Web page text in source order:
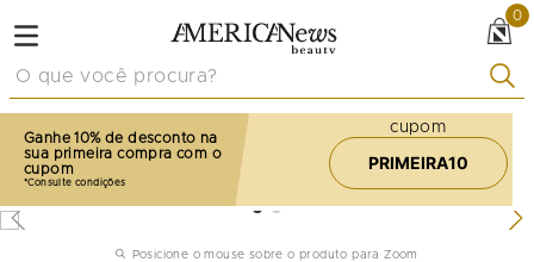
0
Ganhe 10% de desconto na
sua primeira compra com o
cupom
cupom
PRIMEIRA10
Posicione o mouse sobre o produto para Zoom